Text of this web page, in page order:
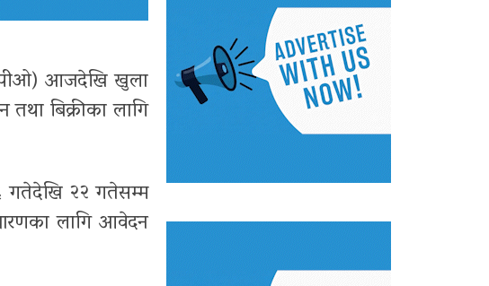
आजदेखि खुला
बिक्रीका लागि
गतेदेखि २२ गतेसम्म
लागि आवेदन